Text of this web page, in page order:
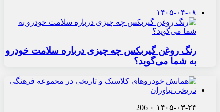
۱۴۰۵-۰۴-۰۸
رنگ روغن گیربکس چه چیزی درباره سلامت خودرو
به شما می‌گوید؟
۱۴۰۵-۰۳-۲۴ ۰ 206